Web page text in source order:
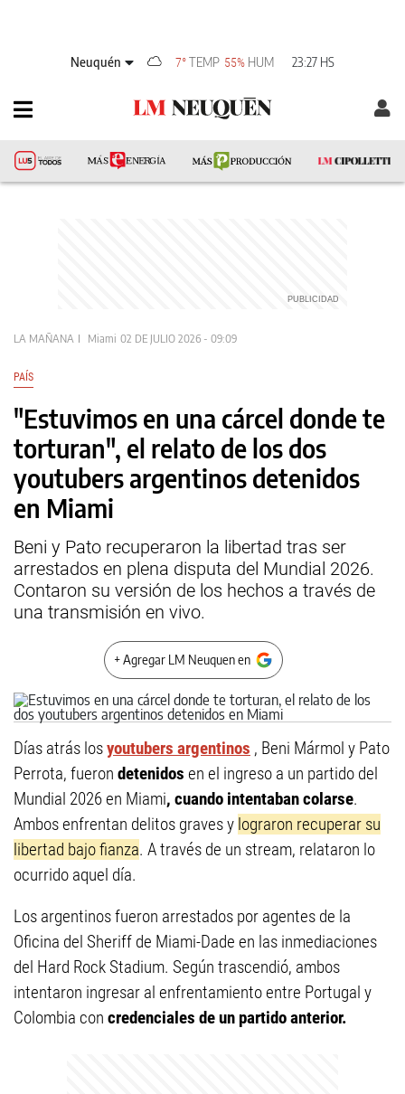
Neuquén 7°TEMP 55% HUM 23:27 HS
LA MAÑANA Miami 02 DE JULIO 2026 - 09:09
PAÍS
"Estuvimos en una cárcel donde te
torturan", el relato de los dos
youtubers argentinos detenidos
en Miami
Beni y Pato recuperaron la libertad tras ser
arrestados en plena disputa del Mundial 2026.
Contaron su versión de los hechos a través de
una transmisión en vivo.
+ Agregar LM Neuquen en
Días atrás losyoutubers argentinos , Beni Mármol y Pato
Perrota, fueron detenidos en el ingreso a un partido del
Mundial 2026 en Miami, cuando intentaban colarse.
Ambos enfrentan delitos graves y lograron recuperar su
libertad bajo fianza. A través de un stream, relataron lo
ocurrido aquel día.
Los argentinos fueron arrestados por agentes de la
Oficina del Sheriff de Miami-Dade en las inmediaciones
del Hard Rock Stadium. Según trascendió, ambos
intentaron ingresar al enfrentamiento entre Portugal y
Colombia con credenciales de un partido anterior.